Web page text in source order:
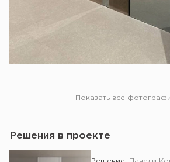
Показать все
Решения в проекте